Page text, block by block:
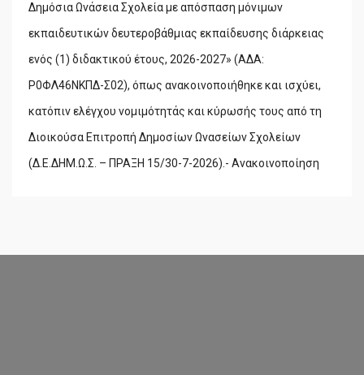
Δημόσια Ωνάσεια Σχολεία με απόσπαση μόνιμων
εκπαιδευτικών δευτεροβάθμιας εκπαίδευσης διάρκειας
ενός (1) διδακτικού έτους, 2026-2027» (ΑΔΑ:
Ρ0ΦΛ46ΝΚΠΔ-Σ02), όπως ανακοινοποιήθηκε και ισχύει,
κατόπιν ελέγχου νομιμότητάς και κύρωσής τους από τη
Διοικούσα Επιτροπή Δημοσίων Ωνασείων Σχολείων
(Δ.Ε.ΔΗΜ.Ω.Σ. – ΠΡΑΞΗ 15/30-7-2026).- Ανακοινοποίηση